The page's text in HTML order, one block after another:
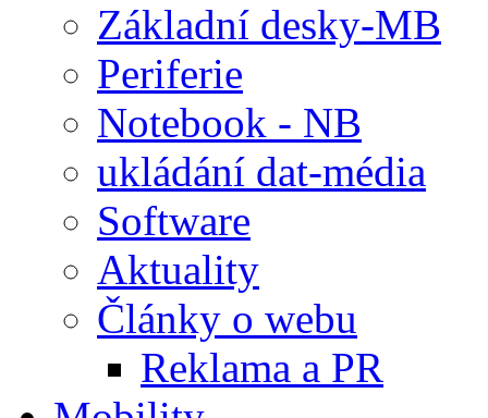
Základní desky-MB
Periferie
Notebook - NB
ukládání dat-média
Software
Aktuality
Články o webu
Reklama a PR